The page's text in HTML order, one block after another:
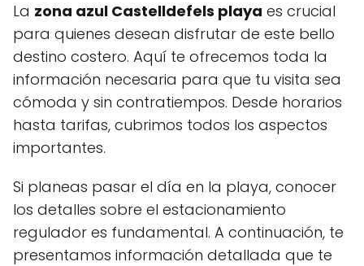
La zona azul Castelldefels playa es crucial
para quienes desean disfrutar de este bello
destino costero. Aquí te ofrecemos toda la
información necesaria para que tu visita sea
cómoda y sin contratiempos. Desde horarios
hasta tarifas, cubrimos todos los aspectos
importantes.
Si planeas pasar el día en la playa, conocer
los detalles sobre el estacionamiento
regulador es fundamental. A continuación, te
presentamos información detallada que te